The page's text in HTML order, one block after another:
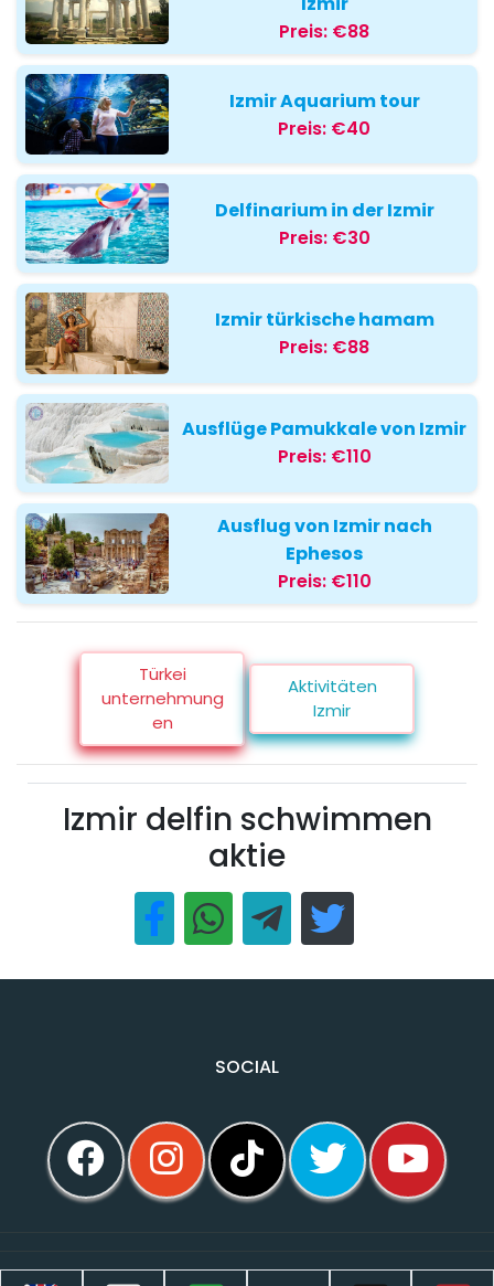
Preis: €88
Izmir Aquarium tour
Preis: €40
Delfinarium in der Izmir
Preis: €30
Izmir türkische hamam
Preis: €88
Ausflüge Pamukkale von Izmir
Preis: €110
Ausflug von Izmir nach
Ephesos
Preis: €110
Türkei
unternehmung
en
Aktivitäten
Izmir
Izmir delfin schwimmen
aktie
SOCIAL